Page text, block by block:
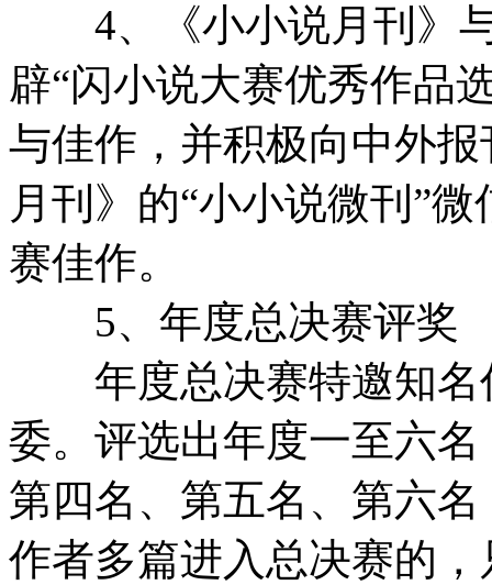
4、《小小说月刊》与
辟“闪小说大赛优秀作品
与佳作，并积极向中外
月刊》的“小小说微刊”
赛佳作。
5、年度总决赛评奖
年度总决赛特邀知名
委。评选出年度一至六
第四名、第五名、第六
作者多篇进入总决赛的